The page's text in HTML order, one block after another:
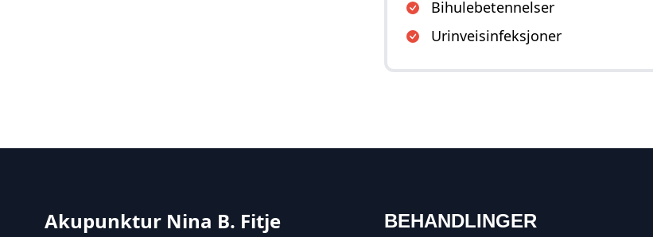
Bihulebetennelser
Urinveisinfeksjoner
Akupunktur Nina B. Fitje BEHANDLINGER